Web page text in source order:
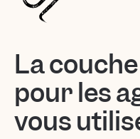
La
pour les
vous